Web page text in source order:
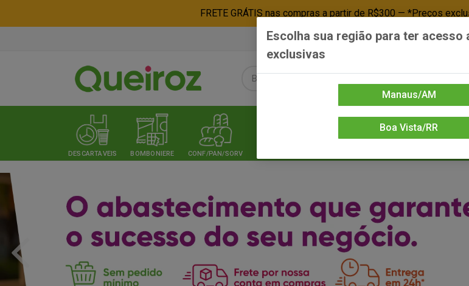
FRETE GRÁTIS nas compras a partir de R$300 — *Preços
Já é cliente? -
DESCARTAVEIS BOMBONIERE CONF/PAN/SORV
Escolha sua região para ter acesso
exclusivas
Manaus/AM
Boa Vista/RR